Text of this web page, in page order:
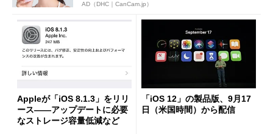
AD（DHC｜CanCam.jp）
Appleが「iOS 8.1.3」をリリ
ース――アップデートに必要
なストレージ容量低減など
「iOS 12」の製品版、9月17
日（米国時間）から配信